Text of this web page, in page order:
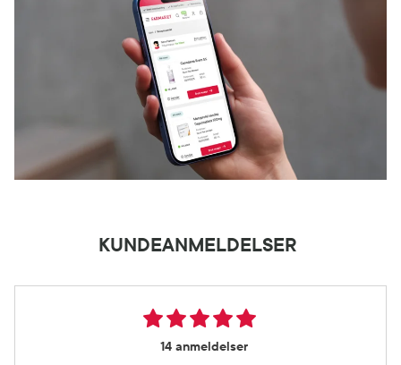
KUNDEANMELDELSER
14 anmeldelser